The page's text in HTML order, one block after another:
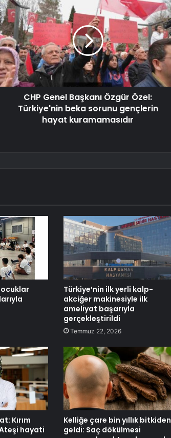
CHP Genel Başkanı Özgür Özel:
Türkiye'nin beka sorunu gençlerin
hayat kuramamasıdır
Türkiye’nin ilk yerli kalp-
akciğer makinesiyle ilk
ameliyat başarıyla
gerçekleştirildi
Temmuz 22, 2026
Kırım
hayati
Kelliğe çare bin yıllık bitkiden
geldi: Saç dökülmesi